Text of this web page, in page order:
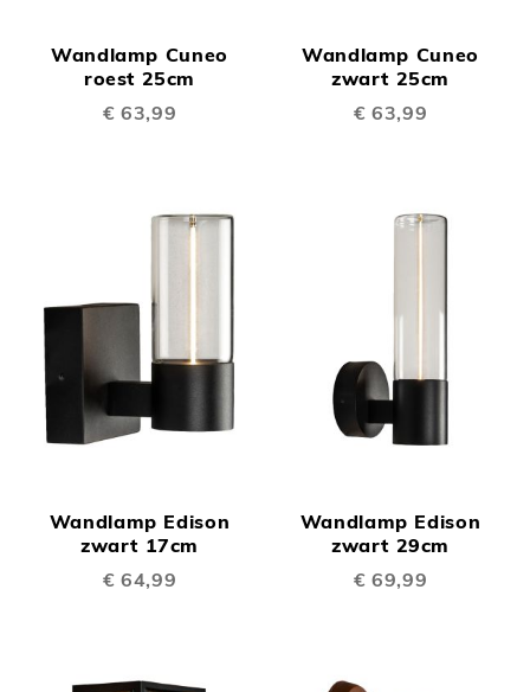
Wandlamp Cuneo
roest 25cm
€ 63,99
Wandlamp Cuneo
zwart 25cm
€ 63,99
Wandlamp Edison
zwart 17cm
€ 64,99
Wandlamp Edison
zwart 29cm
€ 69,99